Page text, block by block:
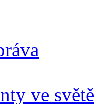
ve světě